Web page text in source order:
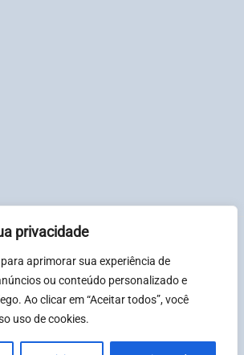
privacidade
aprimorar sua experiência de
ou conteúdo personalizado e
Ao clicar em “Aceitar todos”, você
uso de cookies.
– CNPJ: 31081317000123
|Termos
Segunda à sexta-feira, das 08:00
e Domingos das 08:00 às 12:00.